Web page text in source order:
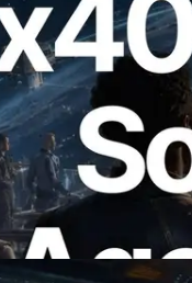
RPC'yi
ihtiyaç
ödeme